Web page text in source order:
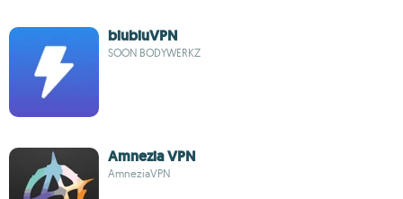
biubiuVPN
SOON BODYWERKZ
Amnezia VPN
AmneziaVPN